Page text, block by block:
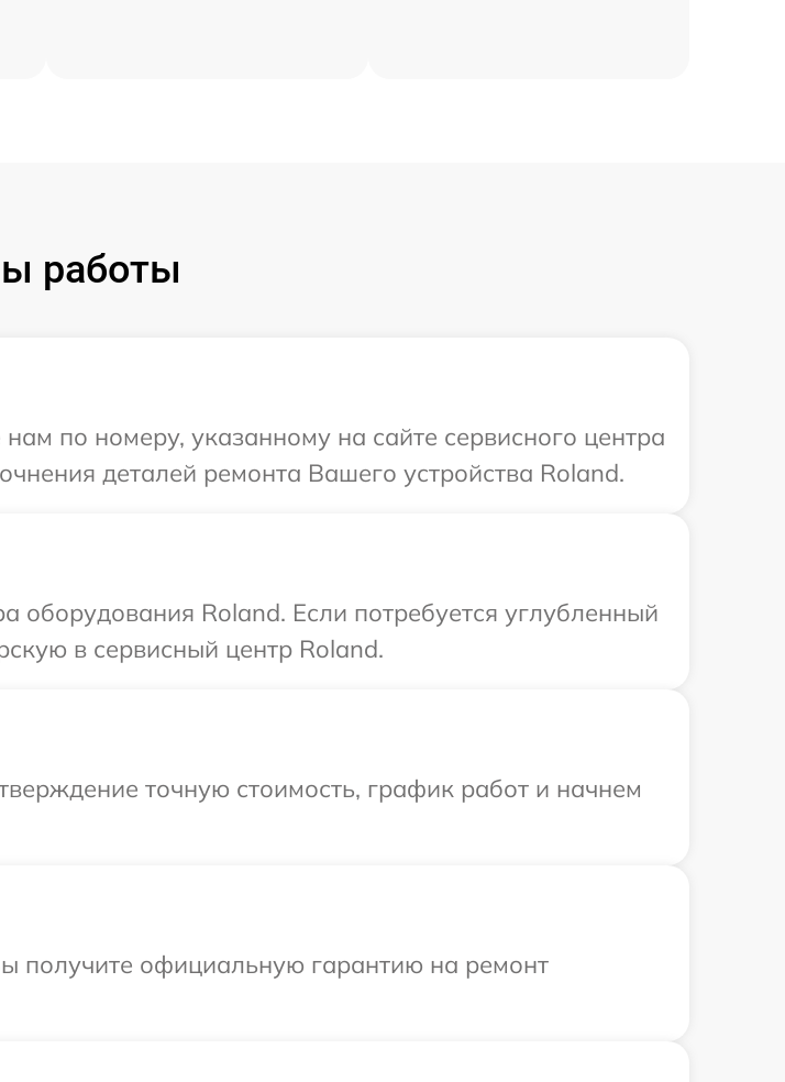
работы
по номеру, указанному на сайте сервисного центра
деталей ремонта Вашего устройства Roland.
оборудования Roland. Если потребуется углубленный
в сервисный центр Roland.
точную стоимость, график работ и начнем
получите официальную гарантию на ремонт